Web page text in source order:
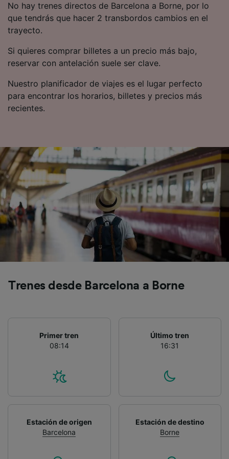
No hay trenes directos de Barcelona a Borne, por lo
que tendrás que hacer 2 transbordos cambios en el
trayecto.
Si quieres comprar billetes a un precio más bajo,
reservar con antelación suele ser clave.
Nuestro planificador de viajes es el lugar perfecto
para encontrar los horarios, billetes y precios más
recientes.
Trenes desde Barcelona a Borne
Primer tren
08:14
Último tren
16:31
Estación de origen
Barcelona
Estación de destino
Borne